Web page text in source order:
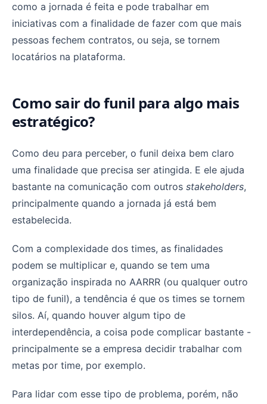
como a jornada é feita e pode trabalhar em
iniciativas com a finalidade de fazer com que mais
pessoas fechem contratos, ou seja, se tornem
locatários na plataforma.
Como sair do funil para algo mais
estratégico?
Como deu para perceber, o funil deixa bem claro
uma finalidade que precisa ser atingida. E ele ajuda
bastante na comunicação com outros stakeholders,
principalmente quando a jornada já está bem
estabelecida.
Com a complexidade dos times, as finalidades
podem se multiplicar e, quando se tem uma
organização inspirada no AARRR (ou qualquer outro
tipo de funil), a tendência é que os times se tornem
silos. Aí, quando houver algum tipo de
interdependência, a coisa pode complicar bastante -
principalmente se a empresa decidir trabalhar com
metas por time, por exemplo.
Para lidar com esse tipo de problema, porém, não